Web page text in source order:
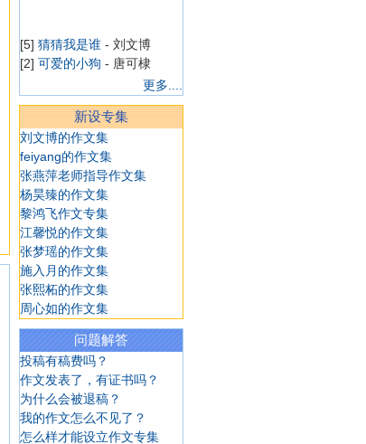
[5] 猜猜我是谁 - 刘文博
[2] 可爱的小狗 - 唐可棣
- 刘文博
[5]中秋梦未圆- 刘文博
平凡，也是一种美
博
[4]日记一则- 华嘉璐
[4]学游泳- 华嘉璐
[4]日记一则- 华嘉璐
[4]漂亮的喷泉- 陈溢
[4]做梦- 陈溢
[4]学游泳- 陈溢
[4]我十岁生日啦
[4]看田野- 陈溢
[4]海皮岛水世界
[7]一去不复返的小学- 商艺
[4]我想当个魔法师
[4]游上海野生动物园- 韩雨
菲
[4]逛商场- 韩雨菲
[4]老妈减肥记- 韩雨菲
更多....
新设专集
刘文博的作文集
feiyang的作文集
张燕萍老师指导作文集
杨昊臻的作文集
黎鸿飞作文专集
江馨悦的作文集
张梦瑶的作文集
施入月的作文集
张熙柘的作文集
周心如的作文集
问题解答
投稿有稿费吗？
作文发表了，有证书吗？
为什么会被退稿？
我的作文怎么不见了？
怎么样才能设立作文专集